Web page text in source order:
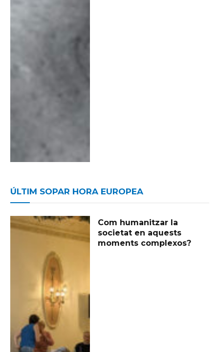
ÚLTIM SOPAR HORA EUROPEA
Com humanitzar la
societat en aquests
moments complexos?